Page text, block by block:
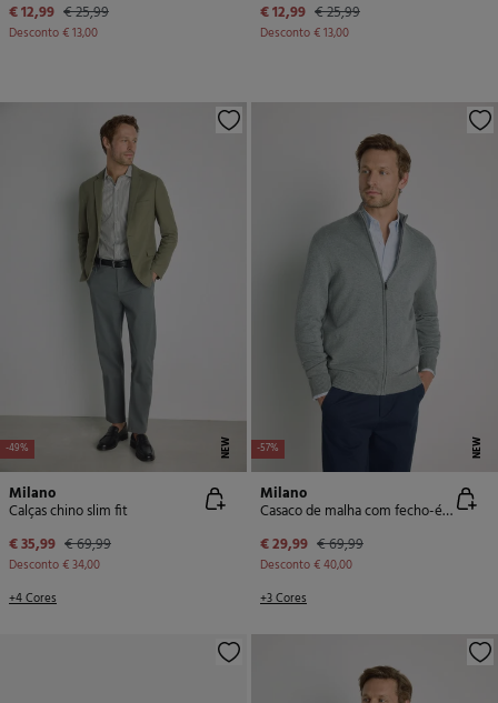
€ 12,99 € 25,99
Desconto€ 13,00
€ 12,99 € 25,99
Desconto€ 13,00
-49% NEW
Milano
Calças chino slim fit
€ 35,99 € 69,99
Desconto€ 34,00
+4 Cores
-57% NEW
Milano
Casaco de malha com fecho-éclair
€ 29,99 € 69,99
Desconto€ 40,00
+3 Cores